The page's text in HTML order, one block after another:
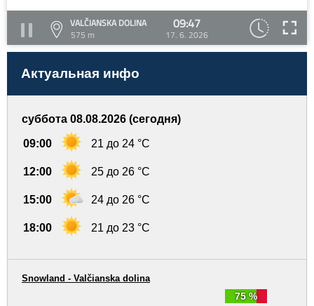
VALČIANSKA DOLINA
575 m
09:47
17. 6. 2026
Актуальная инфо
суббота 08.08.2026 (сегодня)
09:00 21 до 24 °C
12:00 25 до 26 °C
15:00 24 до 26 °C
18:00 21 до 23 °C
75 %
Snowland - Valčianska dolina